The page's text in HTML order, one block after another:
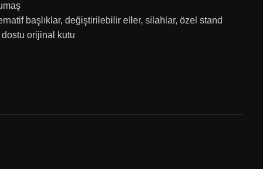
başlıklar, değiştirilebilir eller, silahlar, özel stand
orijinal kutu